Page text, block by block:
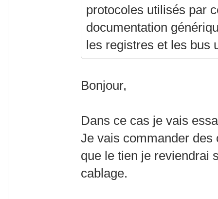
protocoles utilisés par
documentation
les registres et les bus
Bonjour,
Dans ce cas je vais
Je vais commander
que le tien je reviendrai
cablage.